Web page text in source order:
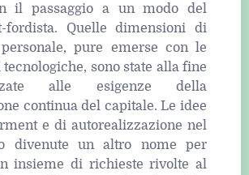
il passaggio a un modo del
fordista. Quelle dimensioni di
pure emerse con le
sono state alla fine
alle esigenze della
continua del capitale. Le idee
e di autorealizzazione nel
divenute un altro nome per
insieme di richieste rivolte al